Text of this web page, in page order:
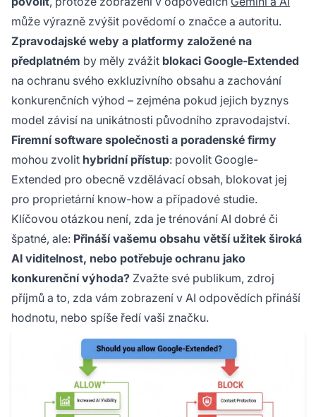
může výrazně zvýšit povědomí o značce a autoritu.
Zpravodajské weby a platformy založené na
předplatném by měly zvážit blokaci Google-Extended
na ochranu svého exkluzivního obsahu a zachování
konkurenčních výhod – zejména pokud jejich byznys
model závisí na unikátnosti původního zpravodajství.
Firemní software společnosti a poradenské firmy
mohou zvolit hybridní přístup: povolit Google-
Extended pro obecně vzdělávací obsah, blokovat jej
pro proprietární know-how a případové studie.
Klíčovou otázkou není, zda je trénování AI dobré či
špatné, ale: Přináší vašemu obsahu větší užitek široká
AI viditelnost, nebo potřebuje ochranu jako
konkurenční výhoda? Zvažte své publikum, zdroj
příjmů a to, zda vám zobrazení v AI odpovědích přináší
hodnotu, nebo spíše ředí vaši značku.